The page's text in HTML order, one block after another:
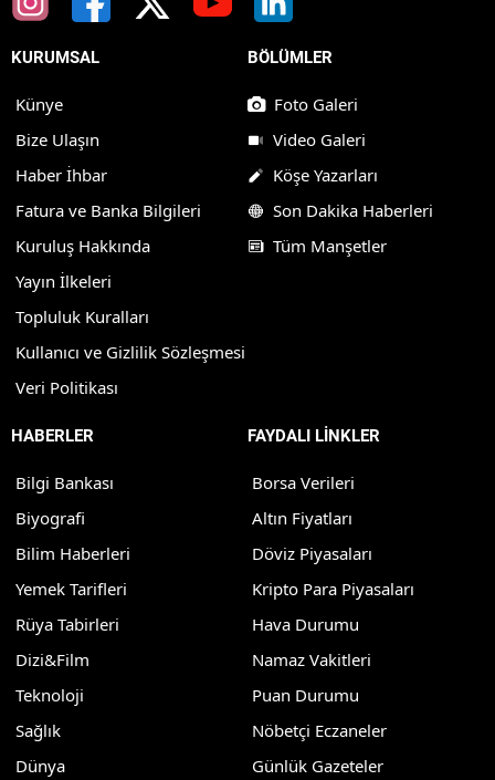
KURUMSAL
Künye
Bize Ulaşın
Haber İhbar
Fatura ve Banka Bilgileri
Kuruluş Hakkında
Yayın İlkeleri
Topluluk Kuralları
Kullanıcı ve Gizlilik Sözleşmesi
Veri Politikası
BÖLÜMLER
Foto Galeri
Video Galeri
Köşe Yazarları
Son Dakika Haberleri
Tüm Manşetler
HABERLER
Bilgi Bankası
Biyografi
Bilim Haberleri
Yemek Tarifleri
Rüya Tabirleri
Dizi&Film
Teknoloji
Sağlık
Dünya
FAYDALI LİNKLER
Borsa Verileri
Altın Fiyatları
Döviz Piyasaları
Kripto Para Piyasaları
Hava Durumu
Namaz Vakitleri
Puan Durumu
Nöbetçi Eczaneler
Günlük Gazeteler